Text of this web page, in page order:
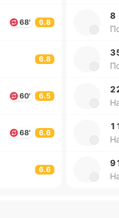
68' 6.8
6.8
60' 6.5
68' 6.6
6.6
8